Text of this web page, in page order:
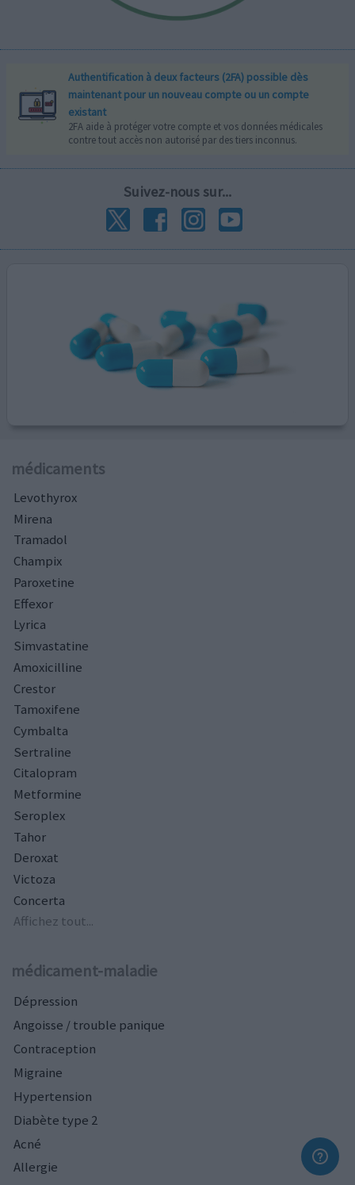
Authentification à deux facteurs (2FA) possible dès
maintenant pour un nouveau compte ou un compte
existant
2FA aide à protéger votre compte et vos données médicales
contre tout accès non autorisé par des tiers inconnus.
Suivez-nous sur...
médicaments
Levothyrox
Mirena
Tramadol
Champix
Paroxetine
Effexor
Lyrica
Simvastatine
Amoxicilline
Crestor
Tamoxifene
Cymbalta
Sertraline
Citalopram
Metformine
Seroplex
Tahor
Deroxat
Victoza
Concerta
Affichez tout...
médicament-maladie
Dépression
Angoisse / trouble panique
Contraception
Migraine
Hypertension
Diabète type 2
Acné
Allergie